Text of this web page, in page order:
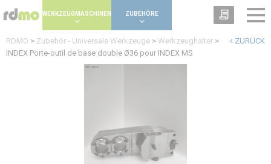
WERKZEUGMASCHINEN ZUBEHÖRE
ZURÜCK
RDMO > Zubehör - Universale Werkzeuge > Werkzeughalter >
INDEX Porte-outil de base double Ø36 pour INDEX MS